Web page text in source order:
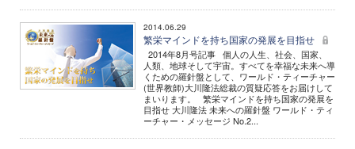
2014.06.29
繁栄マインドを持ち国家の発展を目指せ
2014年8月号記事 個人の人生、社会、国家、
人類、地球そして宇宙。すべてを幸福な未来へ導
くための羅針盤として、ワールド・ティーチャー
(世界教師)大川隆法総裁の質疑応答をお届けして
まいります。 繁栄マインドを持ち国家の発展を
目指せ 大川隆法 未来への羅針盤 ワールド・ティ
ーチャー・メッセージ No.2...